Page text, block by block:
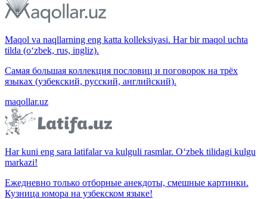
Maqol va naqllarning eng katta kolleksiyasi. Har bir maqol uchta
tilda (o‘zbek, rus, ingliz).
Самая большая коллекция пословиц и поговорок на трёх
языках (узбекский, русский, английский).
maqollar.uz
Har kuni eng sara latifalar va kulguli rasmlar. O‘zbek tilidagi kulgu
markazi!
Ежедневно только отборные анекдоты, смешные картинки.
Кузница юмора на узбекском языке!